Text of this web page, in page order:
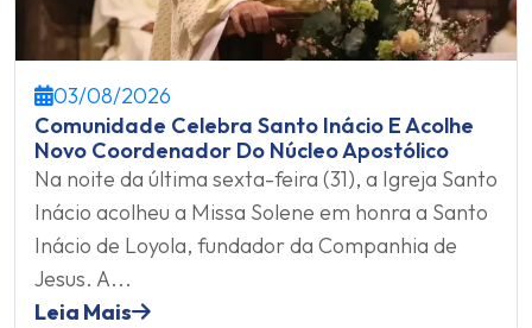
03/08/2026
Comunidade Celebra Santo Inácio E Acolhe
Novo Coordenador Do Núcleo Apostólico
Na noite da última sexta-feira (31), a Igreja Santo
Inácio acolheu a Missa Solene em honra a Santo
Inácio de Loyola, fundador da Companhia de
Jesus. A...
Leia Mais